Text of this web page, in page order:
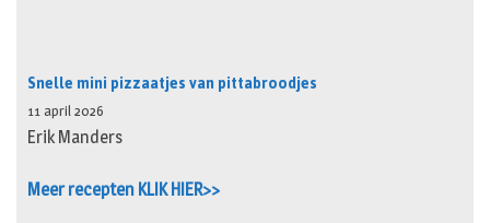
Snelle mini pizzaatjes van pittabroodjes
11 april 2026
Erik Manders
Meer recepten KLIK HIER>>